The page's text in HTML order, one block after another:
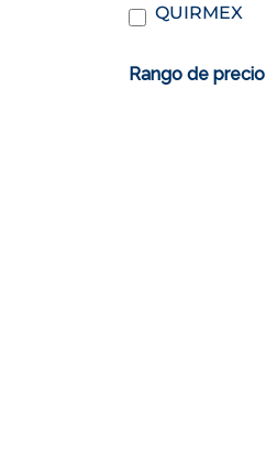
QUIRMEX
Rango de precio